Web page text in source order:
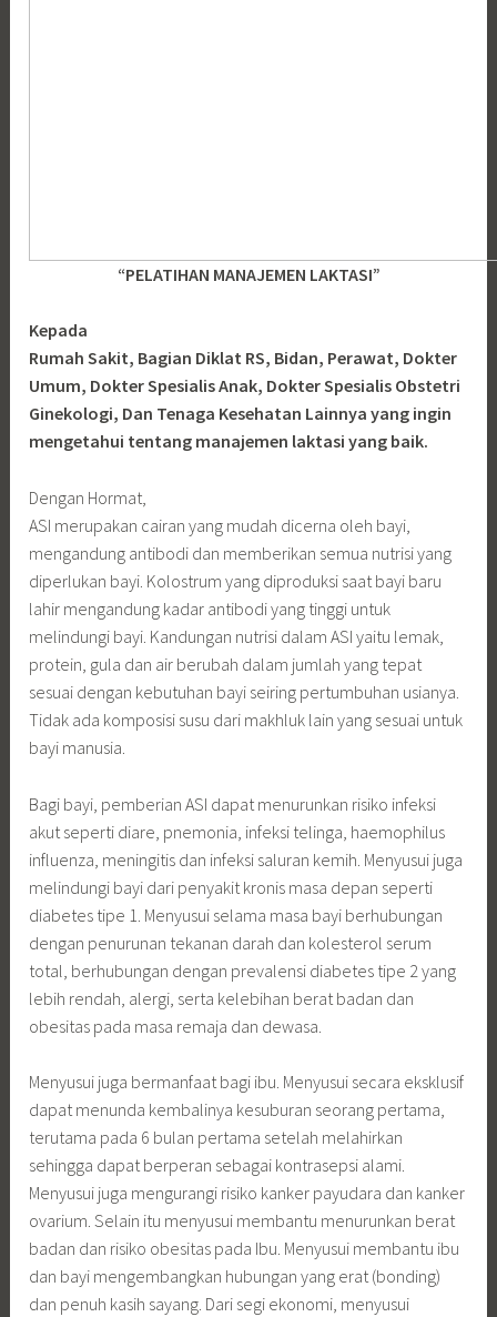
“PELATIHAN MANAJEMEN LAKTASI”
Kepada
Rumah Sakit, Bagian Diklat RS, Bidan, Perawat, Dokter
Umum, Dokter Spesialis Anak, Dokter Spesialis Obstetri
Ginekologi, Dan Tenaga Kesehatan Lainnya yang ingin
mengetahui tentang manajemen laktasi yang baik.
Dengan Hormat,
ASI merupakan cairan yang mudah dicerna oleh bayi,
mengandung antibodi dan memberikan semua nutrisi yang
diperlukan bayi. Kolostrum yang diproduksi saat bayi baru
lahir mengandung kadar antibodi yang tinggi untuk
melindungi bayi. Kandungan nutrisi dalam ASI yaitu lemak,
protein, gula dan air berubah dalam jumlah yang tepat
sesuai dengan kebutuhan bayi seiring pertumbuhan usianya.
Tidak ada komposisi susu dari makhluk lain yang sesuai untuk
bayi manusia.
Bagi bayi, pemberian ASI dapat menurunkan risiko infeksi
akut seperti diare, pnemonia, infeksi telinga, haemophilus
influenza, meningitis dan infeksi saluran kemih. Menyusui juga
melindungi bayi dari penyakit kronis masa depan seperti
diabetes tipe 1. Menyusui selama masa bayi berhubungan
dengan penurunan tekanan darah dan kolesterol serum
total, berhubungan dengan prevalensi diabetes tipe 2 yang
lebih rendah, alergi, serta kelebihan berat badan dan
obesitas pada masa remaja dan dewasa.
Menyusui juga bermanfaat bagi ibu. Menyusui secara eksklusif
dapat menunda kembalinya kesuburan seorang pertama,
terutama pada 6 bulan pertama setelah melahirkan
sehingga dapat berperan sebagai kontrasepsi alami.
Menyusui juga mengurangi risiko kanker payudara dan kanker
ovarium. Selain itu menyusui membantu menurunkan berat
badan dan risiko obesitas pada Ibu. Menyusui membantu ibu
dan bayi mengembangkan hubungan yang erat (bonding)
dan penuh kasih sayang. Dari segi ekonomi, menyusui